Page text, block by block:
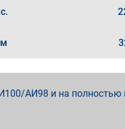
АИ98 и на